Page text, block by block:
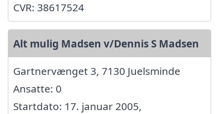
CVR: 38617524
Alt mulig Madsen v/Dennis S Madsen
Gartnervænget 3, 7130 Juelsminde
Ansatte: 0
Startdato: 17. januar 2005,